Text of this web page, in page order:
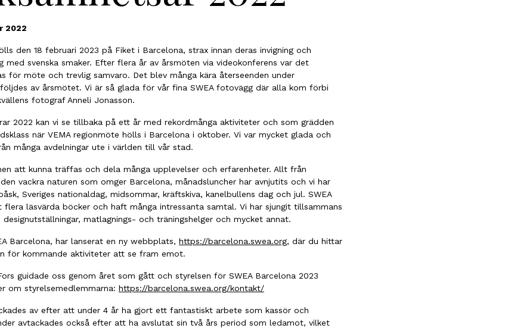
2022
den 18 februari 2023 på Fiket i Barcelona, strax innan deras invigning och
med svenska smaker. Efter flera år av årsmöten via videokonferens var det
för möte och trevlig samvaro. Det blev många kära återseenden under
av årsmötet. Vi är så glada för vår fina SWEA fotovägg där alla kom förbi
fotograf Anneli Jonasson.
2022 kan vi se tillbaka på ett år med rekordmånga aktiviteter och som grädden
när VEMA regionmöte hölls i Barcelona i oktober. Vi var mycket glada och
många avdelningar ute i världen till vår stad.
att kunna träffas och dela många upplevelser och erfarenheter. Allt från
vackra naturen som omger Barcelona, månadsluncher har avnjutits och vi har
Sveriges nationaldag, midsommar, kräftskiva, kanelbullens dag och jul. SWEA
flera läsvärda böcker och haft många intressanta samtal. Vi har sjungit tillsammans
matlagnings- och träningshelger och mycket annat.
Barcelona, har lanserat en ny webbplats, https://barcelona.swea.org, där du hittar
för kommande aktiviteter att se fram emot.
guidade oss genom året som gått och styrelsen för SWEA Barcelona 2023
om styrelsemedlemmarna: https://barcelona.swea.org/kontakt/
av efter att under 4 år ha gjort ett fantastiskt arbete som kassör och
avtackades också efter att ha avslutat sin två års period som ledamot, vilket